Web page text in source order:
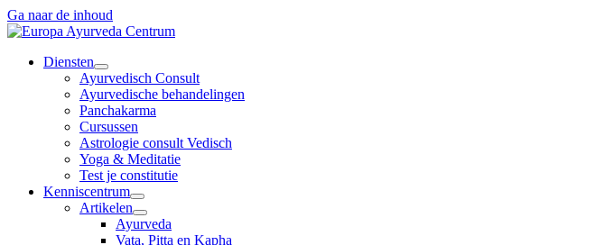
Ga naar de inhoud
Diensten
Ayurvedisch Consult
Ayurvedische behandelingen
Panchakarma
Cursussen
Astrologie consult Vedisch
Yoga & Meditatie
Test je constitutie
Kenniscentrum
Artikelen
Ayurveda
Vata, Pitta en Kapha